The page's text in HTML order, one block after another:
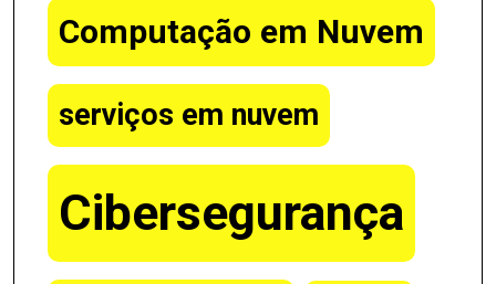
Computação em Nuvem
serviços em nuvem
Cibersegurança